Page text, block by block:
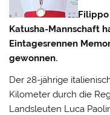
Katusha-Mannschaft
Eintagesrennen
gewonnen.
Der 28-jährige
Kilometer durch die
Landsleuten Luca